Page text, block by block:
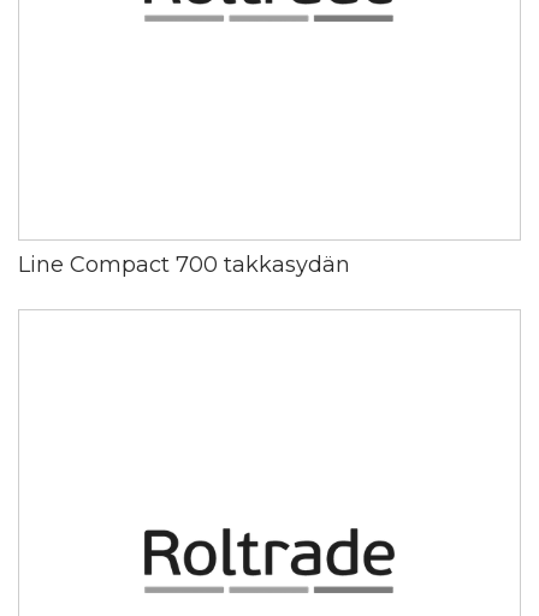
Line Compact 700 takkasydän